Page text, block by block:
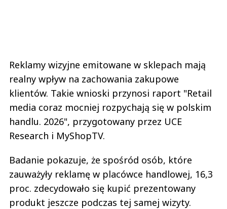
Reklamy wizyjne emitowane w sklepach mają
realny wpływ na zachowania zakupowe
klientów. Takie wnioski przynosi raport "Retail
media coraz mocniej rozpychają się w polskim
handlu. 2026", przygotowany przez UCE
Research i MyShopTV.
Badanie pokazuje, że spośród osób, które
zauważyły reklamę w placówce handlowej, 16,3
proc. zdecydowało się kupić prezentowany
produkt jeszcze podczas tej samej wizyty.